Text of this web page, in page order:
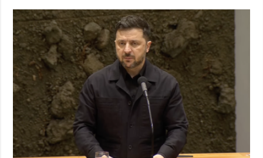
Krieg
Wiederaufbau
der Ukraine
Politik
Wirtschaft
Militär
Gesellschaft und
Kultur
Sport
Kontakte
services
Politik zur
Vertraulichkeit
und zum Schutz
personenbezogener
Daten